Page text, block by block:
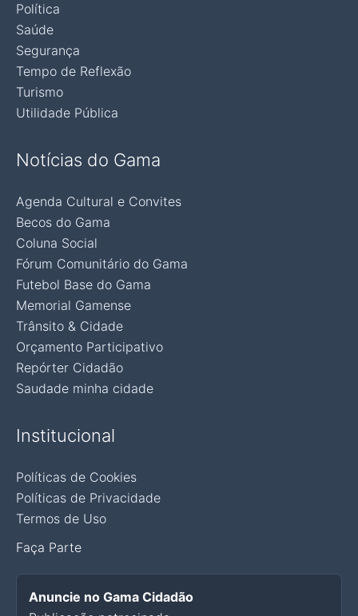
Política
Saúde
Segurança
Tempo de Reflexão
Turismo
Utilidade Pública
Notícias do Gama
Agenda Cultural e Convites
Becos do Gama
Coluna Social
Fórum Comunitário do Gama
Futebol Base do Gama
Memorial Gamense
Trânsito & Cidade
Orçamento Participativo
Repórter Cidadão
Saudade minha cidade
Institucional
Políticas de Cookies
Políticas de Privacidade
Termos de Uso
Faça Parte
Anuncie no Gama Cidadão